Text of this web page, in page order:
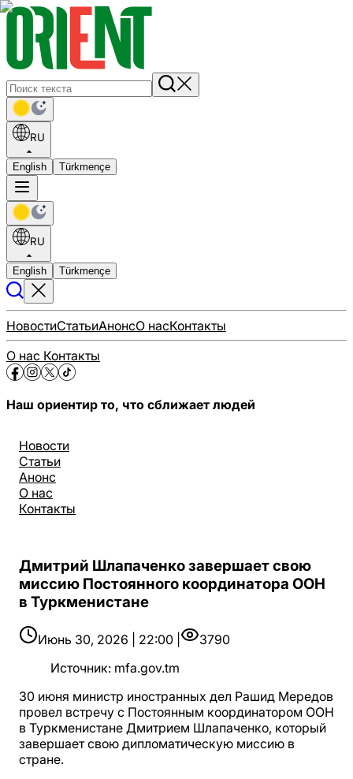
RU
English Türkmençe
RU
English Türkmençe
НовостиСтатьиАнонсО насКонтакты
О нас Контакты
Наш ориентир то, что сближает людей
Новости
Статьи
Анонс
О нас
Контакты
Дмитрий Шлапаченко завершает свою
миссию Постоянного координатора ООН
в Туркменистане
Июнь 30, 2026 | 22:00 |
3790
Источник: mfa.gov.tm
30 июня министр иностранных дел Рашид Мередов
провел встречу с Постоянным координатором ООН
в Туркменистане Дмитрием Шлапаченко, который
завершает свою дипломатическую миссию в
стране.